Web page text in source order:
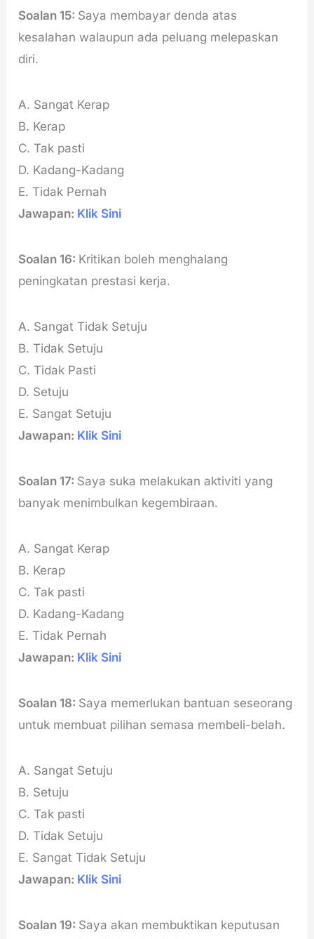
Soalan 15: Saya membayar denda atas
kesalahan walaupun ada peluang melepaskan
diri.
A. Sangat Kerap
B. Kerap
C. Tak pasti
D. Kadang-Kadang
E. Tidak Pernah
Jawapan: Klik Sini
Soalan 16: Kritikan boleh menghalang
peningkatan prestasi kerja.
A. Sangat Tidak Setuju
B. Tidak Setuju
C. Tidak Pasti
D. Setuju
E. Sangat Setuju
Jawapan: Klik Sini
Soalan 17: Saya suka melakukan aktiviti yang
banyak menimbulkan kegembiraan.
A. Sangat Kerap
B. Kerap
C. Tak pasti
D. Kadang-Kadang
E. Tidak Pernah
Jawapan: Klik Sini
Soalan 18: Saya memerlukan bantuan seseorang
untuk membuat pilihan semasa membeli-belah.
A. Sangat Setuju
B. Setuju
C. Tak pasti
D. Tidak Setuju
E. Sangat Tidak Setuju
Jawapan: Klik Sini
Soalan 19: Saya akan membuktikan keputusan